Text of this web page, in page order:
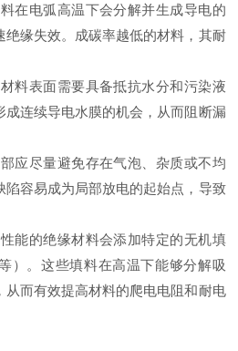
在电弧高温下会分解并生成导电的
绝缘失效。成碳率越低的材料，其耐
材料表面需要具备抵抗水分和污染液
连续导电水膜的机会，从而阻断漏
应尽量避免存在气泡、杂质或不均
陷容易成为局部放电的起始点，导致
能的绝缘材料会添加特定的无机填
）。这些填料在高温下能够分解吸
从而有效提高材料的爬电电阻和耐电